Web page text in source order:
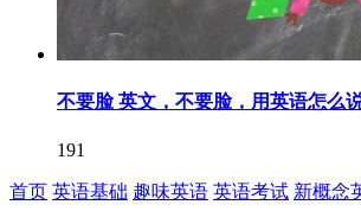
不要脸 英文，不要脸，用英语怎么
191
首页 英语基础 趣味英语 英语考试 新概念